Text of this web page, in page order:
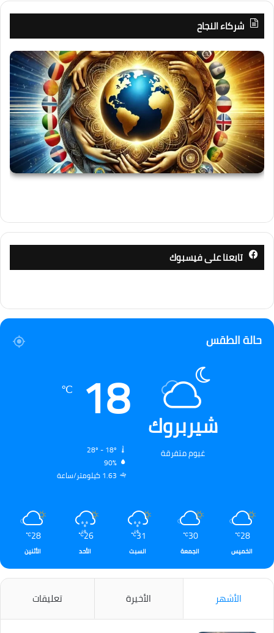
شركاء النجاح
تابعنا على فيسبوك
حالة الطقس
شيربروك
غيوم متفرقة
18
℃
90%
1.63 كيلومتر/ساعة
28
℃
الخميس
30
℃
الجمعة
31
℃
السبت
26
℃
الأحد
28
℃
الأثنين
الأشهر الأخيرة تعليقات